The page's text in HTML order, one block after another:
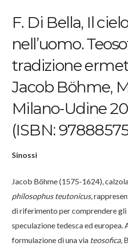
F. Di Bella, Il
nell’uomo.
tradizione
Jacob Böhme,
Milano-Udine
(ISBN:
Sinossi
Jacob Böhme (1575-1624),
philosophus teutonicus,
di riferimento per comprendere
speculazione tedesca ed europea.
formulazione di una via teosofica,